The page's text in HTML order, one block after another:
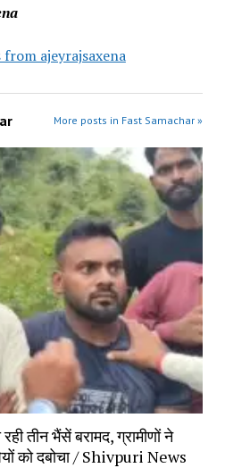
ajeyrajsaxena
More posts in Fast Samachar »
तीन भैंसें बरामद, ग्रामीणों ने
को दबोचा / Shivpuri News